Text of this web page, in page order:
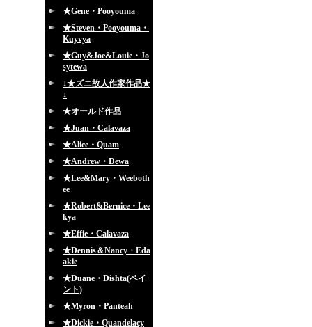
★Gene・Pooyouma
★Steven・Pooyouma・
Kuyvya
★Guy&Joe&Louie・Jo
sytewa
↓★ズニ故人作家作品★
↓
★オールド作品
★Juan・Calavaza
★Alice・Quam
★Andrew・Dewa
★Lee&Mary・Weeboth
ee
★Robert&Bernice・Lee
kya
★Effie・Calavaza
★Dennis＆Nancy・Eda
akie
★Duane・Dishta(ペイ
ント)
★Myron・Panteah
★Dickie・Quandelacy